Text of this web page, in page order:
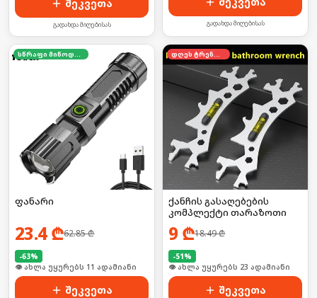
შეკვეთა
გადახდა მიღებისას გადახდა მიღებისას
სწრაფი მიწოდება
ფანარი
23.4₾62.85₾
-63%
🛒 ბოლო 24სთ-ში იყიდა 17-მა
შეკვეთა
დღეს ტრენდში
ქანჩის გასაღებების
კომპლექტი თარაზოთი
9 ₾18.49₾
-51%
🛒 ბოლო 24სთ-ში იყიდა 30-მა
შეკვეთა